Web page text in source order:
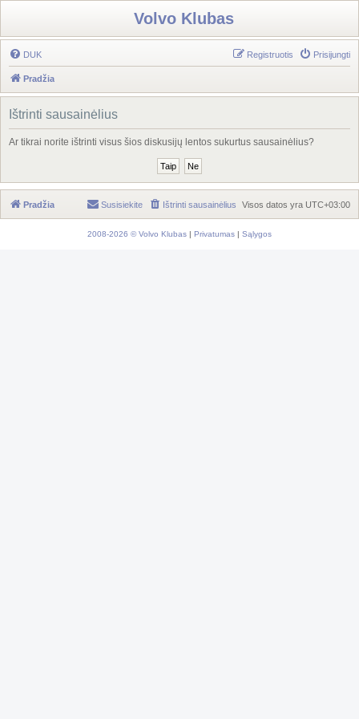
Volvo Klubas
DUK Prisijungti
Registruotis
Pradžia
Ištrinti sausainėlius
Ar tikrai norite ištrinti visus šios diskusijų lentos sukurtus sausainėlius?
Pradžia Visos datos yra UTC+03:00
Ištrinti sausainėlius
Susisiekite
2008-2026 © Volvo Klubas | Privatumas | Sąlygos